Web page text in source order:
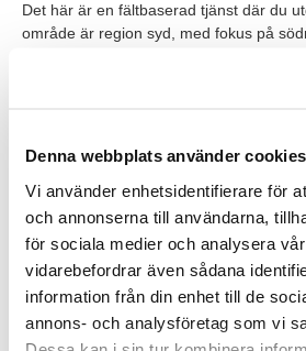
Denna webbplats använder cookies
Vi använder enhetsidentifierare för
och annonserna till användarna,
för sociala medier och analysera
vidarebefordrar även sådana
information från din enhet till de
annons- och analysföretag som vi
Det här är en fältbaserad tjänst där du
område är region syd, med fokus på
men även Malmö, Helsingborg,
regionen.
Du rapporterar till Country Manager
kontakt med kollegor inom marknad, HR
organisationen. Tjänsten är på heltid
tillsvidareanställning med provanställning.
Robot Coupe är ett franskt
erfarenhet av att utveckla utrustning för